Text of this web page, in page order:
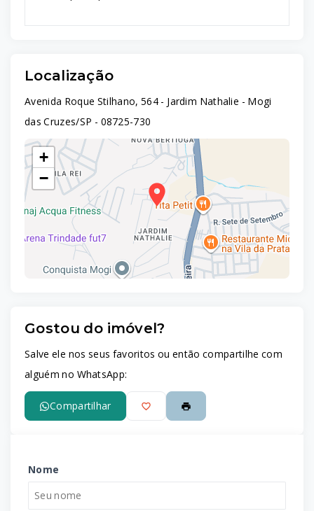
Localização
Avenida Roque Stilhano, 564 - Jardim Nathalie - Mogi
das Cruzes/SP - 08725-730
+
−
Gostou do imóvel?
Salve ele nos seus favoritos ou então compartilhe com
alguém no WhatsApp:
Compartilhar
Nome